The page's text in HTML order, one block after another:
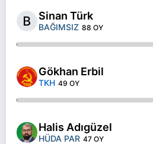
Sinan Türk
BAĞIMSIZ 88 OY
Gökhan Erbil
TKH 49 OY
Halis Adıgüzel
HÜDA PAR 47 OY